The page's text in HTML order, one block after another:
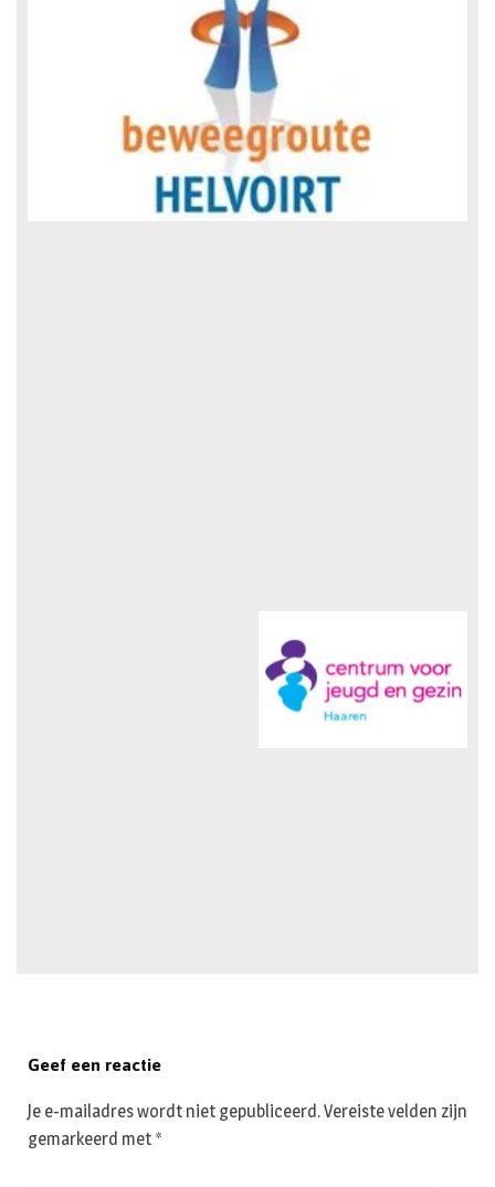
Geef een reactie
Je e-mailadres wordt niet gepubliceerd.Vereiste velden zijn
gemarkeerd met *